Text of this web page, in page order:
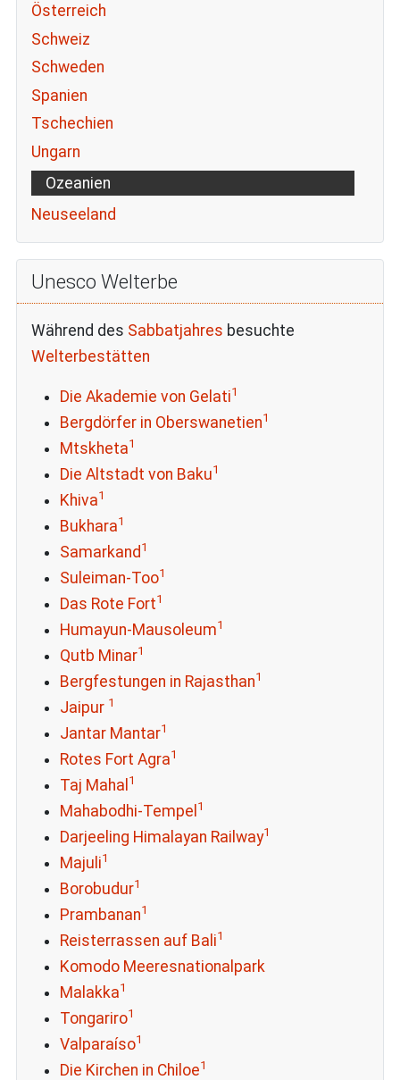
Österreich
Schweiz
Schweden
Spanien
Tschechien
Ungarn
Ozeanien
Neuseeland
Unesco Welterbe
Während des Sabbatjahres besuchte
Welterbestätten
Die Akademie von Gelati1
Bergdörfer in Oberswanetien1
Mtskheta1
Die Altstadt von Baku1
Khiva1
Bukhara1
Samarkand 1
Suleiman-Too1
Das Rote Fort1
Humayun-Mausoleum1
Qutb Minar1
Bergfestungen in Rajasthan1
Jaipur 1
Jantar Mantar1
Rotes Fort Agra1
Taj Mahal 1
Mahabodhi-Tempel 1
Darjeeling Himalayan Railway1
Majuli1
Borobudur1
Prambanan1
Reisterrassen auf Bali1
Komodo Meeresnationalpark
Malakka1
Tongariro1
Valparaíso1
Die Kirchen in Chiloe1